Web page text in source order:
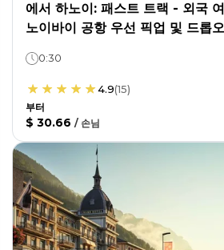
에서 하노이: 패스트 트랙 - 외국
노이바이 공항 우선 픽업 및 드롭
0:30
4.9(15)
부터
$ 30.66 / 손님